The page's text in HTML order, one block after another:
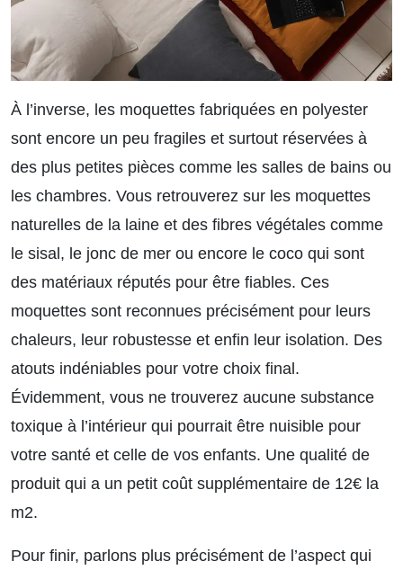
À l’inverse, les moquettes fabriquées en polyester
sont encore un peu fragiles et surtout réservées à
des plus petites pièces comme les salles de bains ou
les chambres. Vous retrouverez sur les moquettes
naturelles de la laine et des fibres végétales comme
le sisal, le jonc de mer ou encore le coco qui sont
des matériaux réputés pour être fiables. Ces
moquettes sont reconnues précisément pour leurs
chaleurs, leur robustesse et enfin leur isolation. Des
atouts indéniables pour votre choix final.
Évidemment, vous ne trouverez aucune substance
toxique à l’intérieur qui pourrait être nuisible pour
votre santé et celle de vos enfants. Une qualité de
produit qui a un petit coût supplémentaire de 12€ la
m2.
Pour finir, parlons plus précisément de l’aspect qui